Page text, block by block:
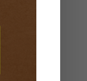
ayuno.
ayunos,
a la